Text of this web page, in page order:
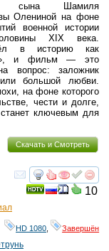
сына Шамиля
Олениной на фоне
военной истории
XIX века.
в историю как
и фильм — это
вопрос: заложник
большой любви.
на фоне которого
чести и долге,
ключевым для
Скачать и Смотреть
смотреть
10
HD 1080 Завершён